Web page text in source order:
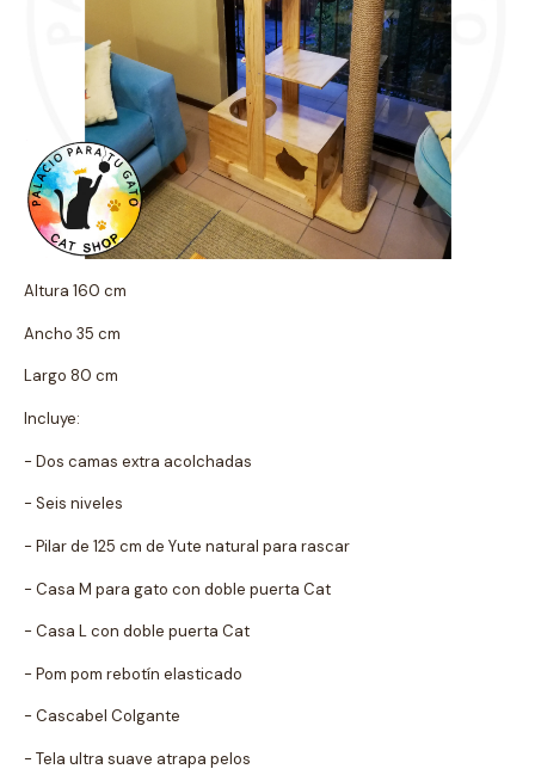
Altura 160 cm
Ancho 35 cm
Largo 80 cm
Incluye:
- Dos camas extra acolchadas
- Seis niveles
- Pilar de 125 cm de Yute natural para rascar
- Casa M para gato con doble puerta Cat
- Casa L con doble puerta Cat
- Pom pom rebotín elasticado
- Cascabel Colgante
- Tela ultra suave atrapa pelos